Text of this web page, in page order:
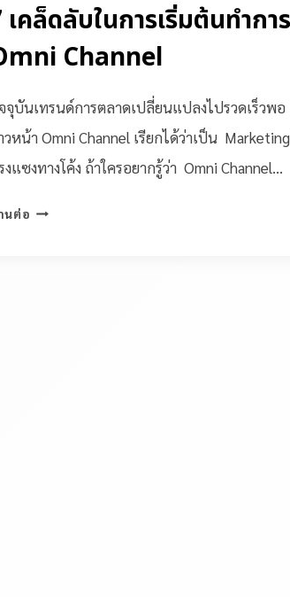
เคล็ดลับในการเริ่มต้นทำก
Channel
จุบันเทรนด์การตลาดเปลี่ยนแปลงไปรวดเร็วพ
วหน้า Omni Channel เรียกได้ว่าเป็น
งแซงทางโค้ง ถ้าใครอยากรู้ว่า Omni Channel…
นต่อ